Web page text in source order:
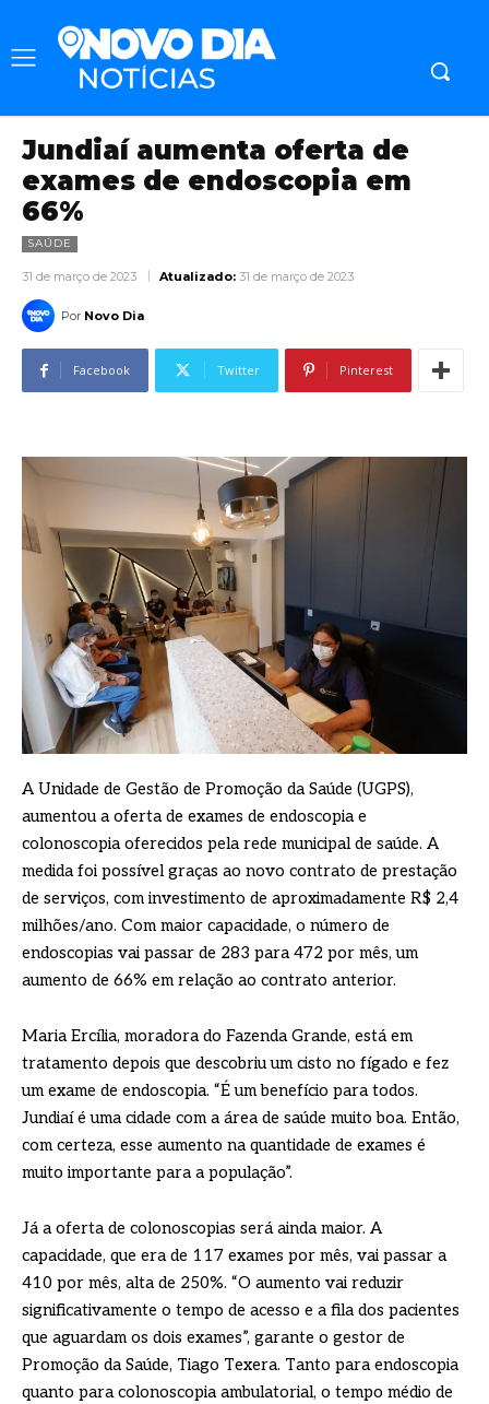
Jundiaí aumenta oferta de
exames de endoscopia em
66%
SAÚDE
31 de março de 2023 Atualizado: 31 de março de 2023
Por Novo Dia
Facebook Twitter Pinterest
A Unidade de Gestão de Promoção da Saúde (UGPS),
aumentou a oferta de exames de endoscopia e
colonoscopia oferecidos pela rede municipal de saúde. A
medida foi possível graças ao novo contrato de prestação
de serviços, com investimento de aproximadamente R$ 2,4
milhões/ano. Com maior capacidade, o número de
endoscopias vai passar de 283 para 472 por mês, um
aumento de 66% em relação ao contrato anterior.
Maria Ercília, moradora do Fazenda Grande, está em
tratamento depois que descobriu um cisto no fígado e fez
um exame de endoscopia. “É um benefício para todos.
Jundiaí é uma cidade com a área de saúde muito boa. Então,
com certeza, esse aumento na quantidade de exames é
muito importante para a população”.
Já a oferta de colonoscopias será ainda maior. A
capacidade, que era de 117 exames por mês, vai passar a
410 por mês, alta de 250%. “O aumento vai reduzir
significativamente o tempo de acesso e a fila dos pacientes
que aguardam os dois exames”, garante o gestor de
Promoção da Saúde, Tiago Texera. Tanto para endoscopia
quanto para colonoscopia ambulatorial, o tempo médio de